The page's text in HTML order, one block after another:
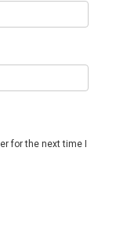
for the next time I